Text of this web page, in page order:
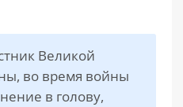
Великой
во время войны
в голову,